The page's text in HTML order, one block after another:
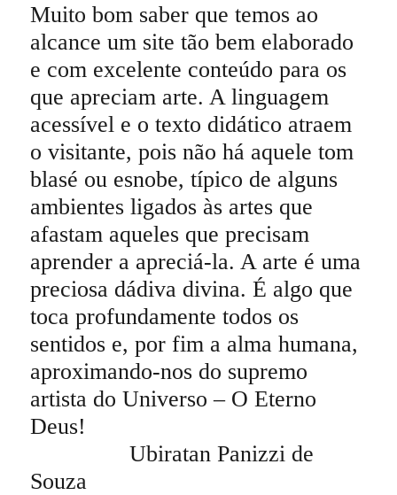
Muito bom saber que temos ao
alcance um site tão bem elaborado
e com excelente conteúdo para os
que apreciam arte. A linguagem
acessível e o texto didático atraem
o visitante, pois não há aquele tom
blasé ou esnobe, típico de alguns
ambientes ligados às artes que
afastam aqueles que precisam
aprender a apreciá-la. A arte é uma
preciosa dádiva divina. É algo que
toca profundamente todos os
sentidos e, por fim a alma humana,
aproximando-nos do supremo
artista do Universo – O Eterno
Deus!
Ubiratan Panizzi de
Souza